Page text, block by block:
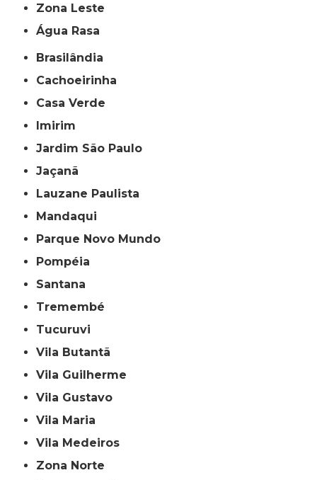
Zona Leste
Água Rasa
Brasilândia
Cachoeirinha
Casa Verde
Imirim
Jardim São Paulo
Jaçanã
Lauzane Paulista
Mandaqui
Parque Novo Mundo
Pompéia
Santana
Tremembé
Tucuruvi
Vila Butantã
Vila Guilherme
Vila Gustavo
Vila Maria
Vila Medeiros
Zona Norte